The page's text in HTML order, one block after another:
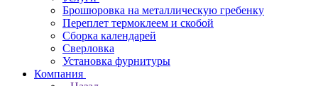
Брошюровка на металлическую гребенку
Переплет термоклеем и скобой
Сборка календарей
Сверловка
Установка фурнитуры
Компания